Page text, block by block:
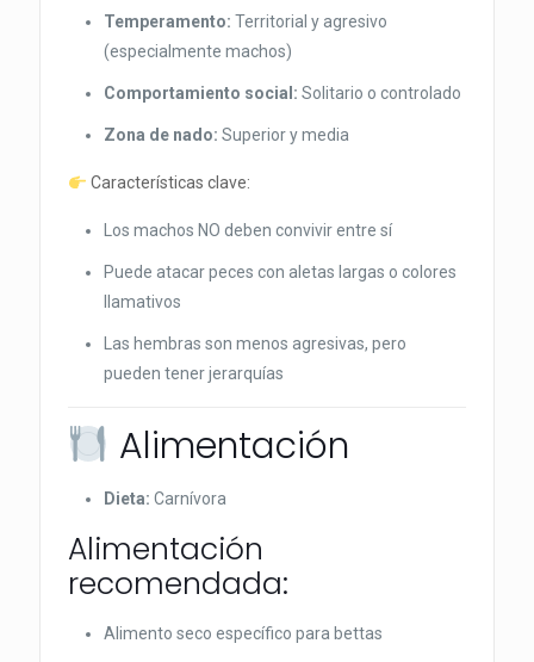
Temperamento: Territorial y agresivo
(especialmente machos)
Comportamiento social: Solitario o controlado
Zona de nado: Superior y media
Características clave:
Los machos NO deben convivir entre sí
Puede atacar peces con aletas largas o colores
llamativos
Las hembras son menos agresivas, pero
pueden tener jerarquías
Alimentación
Dieta: Carnívora
Alimentación
recomendada:
Alimento seco específico para bettas